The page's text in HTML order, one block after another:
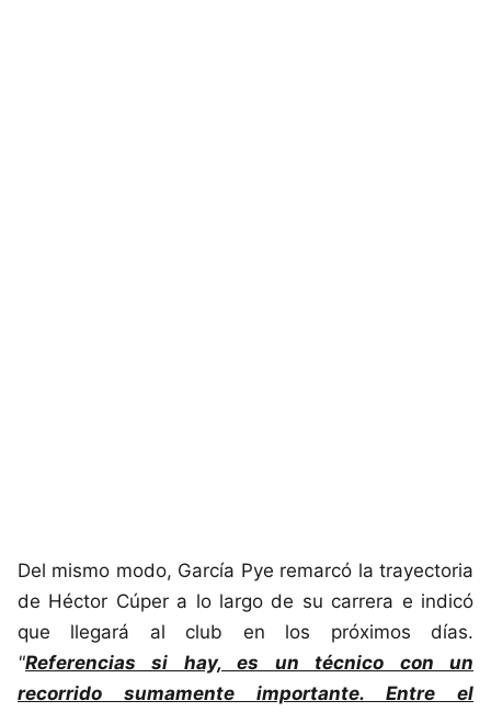
Del mismo modo, García Pye remarcó la trayectoria
de Héctor Cúper a lo largo de su carrera e indicó
que llegará al club en los próximos días.
"Referencias si hay, es un técnico con un
recorrido sumamente importante. Entre el